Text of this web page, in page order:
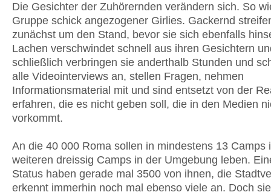
Die Gesichter der Zuhörernden verändern sich. So
Gruppe schick angezogener Girlies. Gackernd
zunächst um den Stand, bevor sie sich ebenfalls
Lachen verschwindet schnell aus ihren Gesichtern
schließlich verbringen sie anderthalb Stunden und
alle Videointerviews an, stellen Fragen, nehmen
Informationsmaterial mit und sind entsetzt von der
erfahren, die es nicht geben soll, die in den Medien
vorkommt.
An die 40 000 Roma sollen in mindestens 13 Camps
weiteren dreissig Camps in der Umgebung leben.
Status haben gerade mal 3500 von ihnen, die
erkennt immerhin noch mal ebenso viele an. Doch